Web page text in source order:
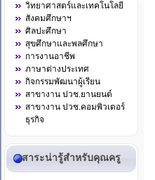
วิทยาศาสตร์และเทคโนโลยี
สังคมศึกษาฯ
ศิลปะศึกษา
สุขศึกษาและพลศึกษา
การงานอาชีพ
ภาษาต่างประเทศ
กิจกรรมพัฒนาผู้เรียน
สาขางาน ปวช.ยานยนต์
สาขางาน ปวช.คอมพิวเตอร์
ธุรกิจ
สาระน่ารู้สำหรับคุณครู